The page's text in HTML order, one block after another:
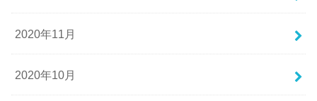
2020年11月
2020年10月